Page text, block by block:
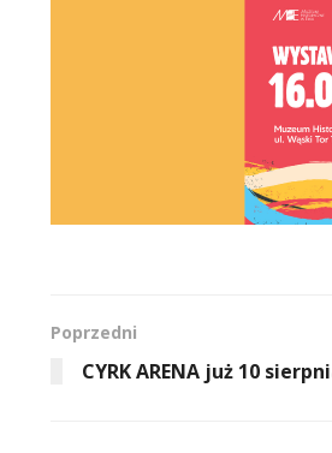
Poprzedni
CYRK ARENA już 10